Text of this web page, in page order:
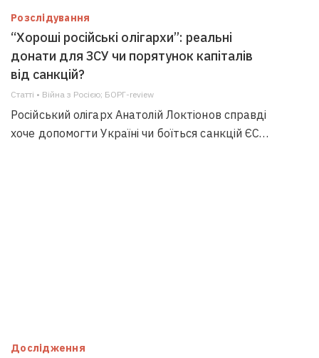
Розслідування
“Хороші російські олігархи”: реальні
донати для ЗСУ чи порятунок капіталів
від санкцій?
Статті • Війна з Росією; БОРГ-review
Російський олігарх Анатолій Локтіонов справді
хоче допомогти Україні чи боїться санкцій ЄС…
Дослідження